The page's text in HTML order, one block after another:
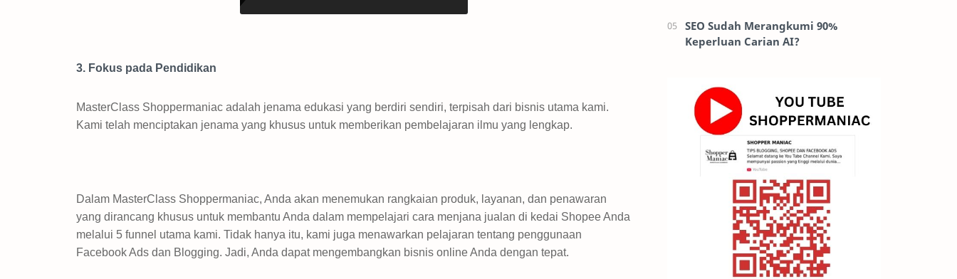
3. Fokus pada Pendidikan
MasterClass Shoppermaniac adalah jenama edukasi yang berdiri sendiri, terpisah dari bisnis utama kami.
Kami telah menciptakan jenama yang khusus untuk memberikan pembelajaran ilmu yang lengkap.
Dalam MasterClass Shoppermaniac, Anda akan menemukan rangkaian produk, layanan, dan penawaran
yang dirancang khusus untuk membantu Anda dalam mempelajari cara menjana jualan di kedai Shopee Anda
melalui 5 funnel utama kami. Tidak hanya itu, kami juga menawarkan pelajaran tentang penggunaan
Facebook Ads dan Blogging. Jadi, Anda dapat mengembangkan bisnis online Anda dengan tepat.
SEO Sudah Merangkumi 90%
Keperluan Carian AI?